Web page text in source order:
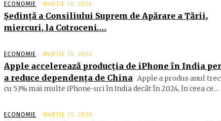
ECONOMIE MARTIE 10, 2026
Şedinţă a Consiliului Suprem de Apărare a Ţării,
miercuri, la Cotroceni….
ECONOMIE MARTIE 10, 2026
Apple accelerează producția de iPhone în India
a reduce dependența de China Apple a produs anul
cu 53% mai multe iPhone-uri în India decât în 2024, în ceea ce...
ECONOMIE MARTIE 10, 2026